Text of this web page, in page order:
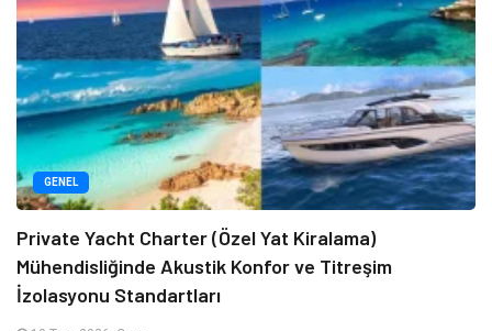
GENEL
Private Yacht Charter (Özel Yat Kiralama)
Mühendisliğinde Akustik Konfor ve Titreşim
İzolasyonu Standartları